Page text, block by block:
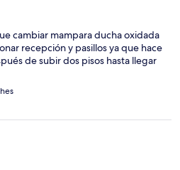
cambiar mampara ducha oxidada
recepción y pasillos ya que hace
de subir dos pisos hasta llegar